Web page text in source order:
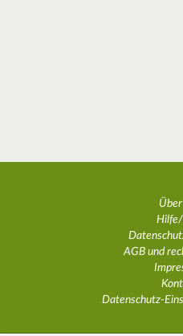
Hilfe/
AGB und
Datenschutz-